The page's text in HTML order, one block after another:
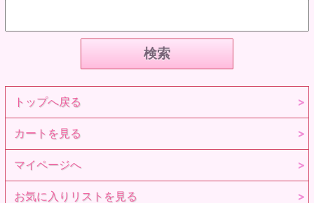
トップへ戻る
カートを見る
マイページへ
お気に入りリストを見る